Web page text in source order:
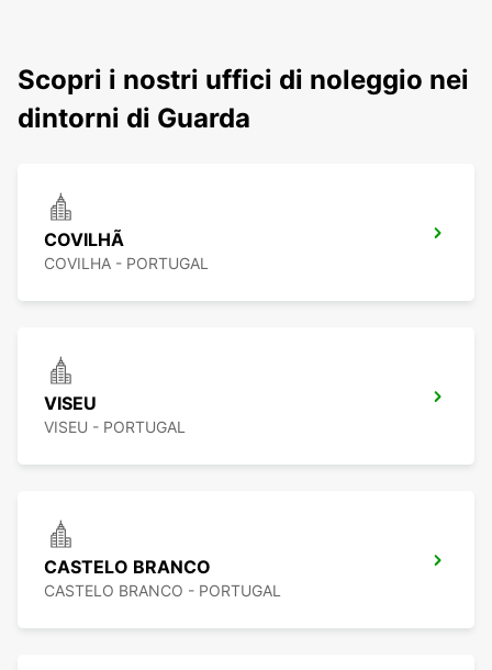
Scopri i nostri uffici di noleggio nei
dintorni di Guarda
COVILHÃ
COVILHA - PORTUGAL
VISEU
VISEU - PORTUGAL
CASTELO BRANCO
CASTELO BRANCO - PORTUGAL